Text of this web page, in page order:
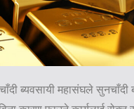
ब्यवसायी महासंघले सुनचाँदी